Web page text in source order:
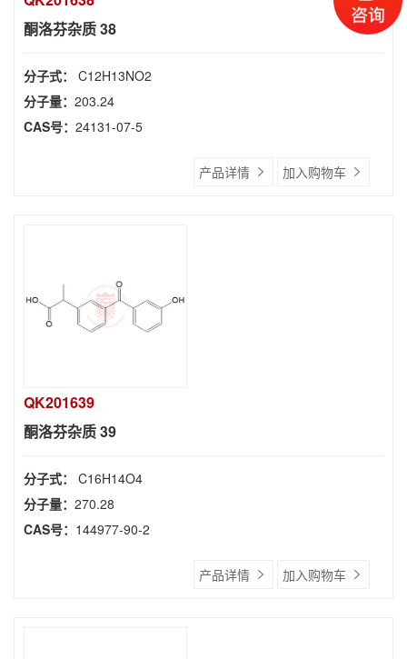
酮洛芬杂质 38
分子式： C12H13NO2
分子量： 203.24
CAS号： 24131-07-5
产品详情 加入购物车
QK201639
酮洛芬杂质 39
分子式： C16H14O4
分子量： 270.28
CAS号： 144977-90-2
产品详情 加入购物车